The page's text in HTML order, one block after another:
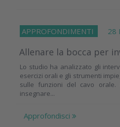
APPROFONDIMENTI 28
Allenare la bocca per
Lo studio ha analizzato gli
esercizi orali e gli strumenti
sulle funzioni del cavo orale.
insegnare...
Approfondisci